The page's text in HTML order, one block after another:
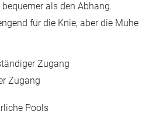
als den Abhang.
für die Knie, aber die Mühe
Zugang
Zugang